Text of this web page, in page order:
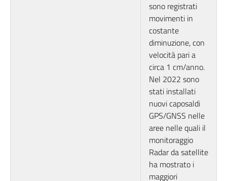
sono registrati
movimenti in
costante
diminuzione, con
velocità pari a
circa 1 cm/anno.
Nel 2022 sono
stati installati
nuovi caposaldi
GPS/GNSS nelle
aree nelle quali il
monitoraggio
Radar da satellite
ha mostrato i
maggiori